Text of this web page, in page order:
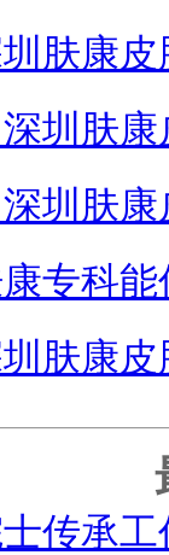
肤康
圳肤
圳肤康
专科能
肤康
传承